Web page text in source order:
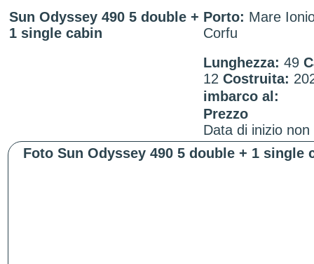
Sun Odyssey 490 5 double +
1 single cabin
Porto: Mare
Corfu
Lunghezza: 49
12 Costruita:
imbarco al:
Prezzo
Data di inizio
Foto Sun Odyssey 490 5 double + 1 single